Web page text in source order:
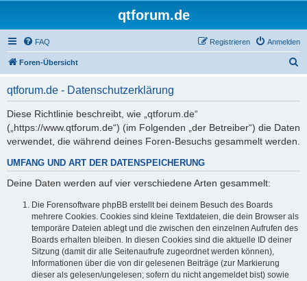
qtforum.de
FAQ Anmelden
Registrieren
Foren-Übersicht
qtforum.de - Datenschutzerklärung
Diese Richtlinie beschreibt, wie „qtforum.de“
(„https://www.qtforum.de“) (im Folgenden „der Betreiber“) die Daten
verwendet, die während deines Foren-Besuchs gesammelt werden.
UMFANG UND ART DER DATENSPEICHERUNG
Deine Daten werden auf vier verschiedene Arten gesammelt:
Die Forensoftware phpBB erstellt bei deinem Besuch des Boards
mehrere Cookies. Cookies sind kleine Textdateien, die dein Browser als
temporäre Dateien ablegt und die zwischen den einzelnen Aufrufen des
Boards erhalten bleiben. In diesen Cookies sind die aktuelle ID deiner
Sitzung (damit dir alle Seitenaufrufe zugeordnet werden können),
Informationen über die von dir gelesenen Beiträge (zur Markierung
dieser als gelesen/ungelesen; sofern du nicht angemeldet bist) sowie